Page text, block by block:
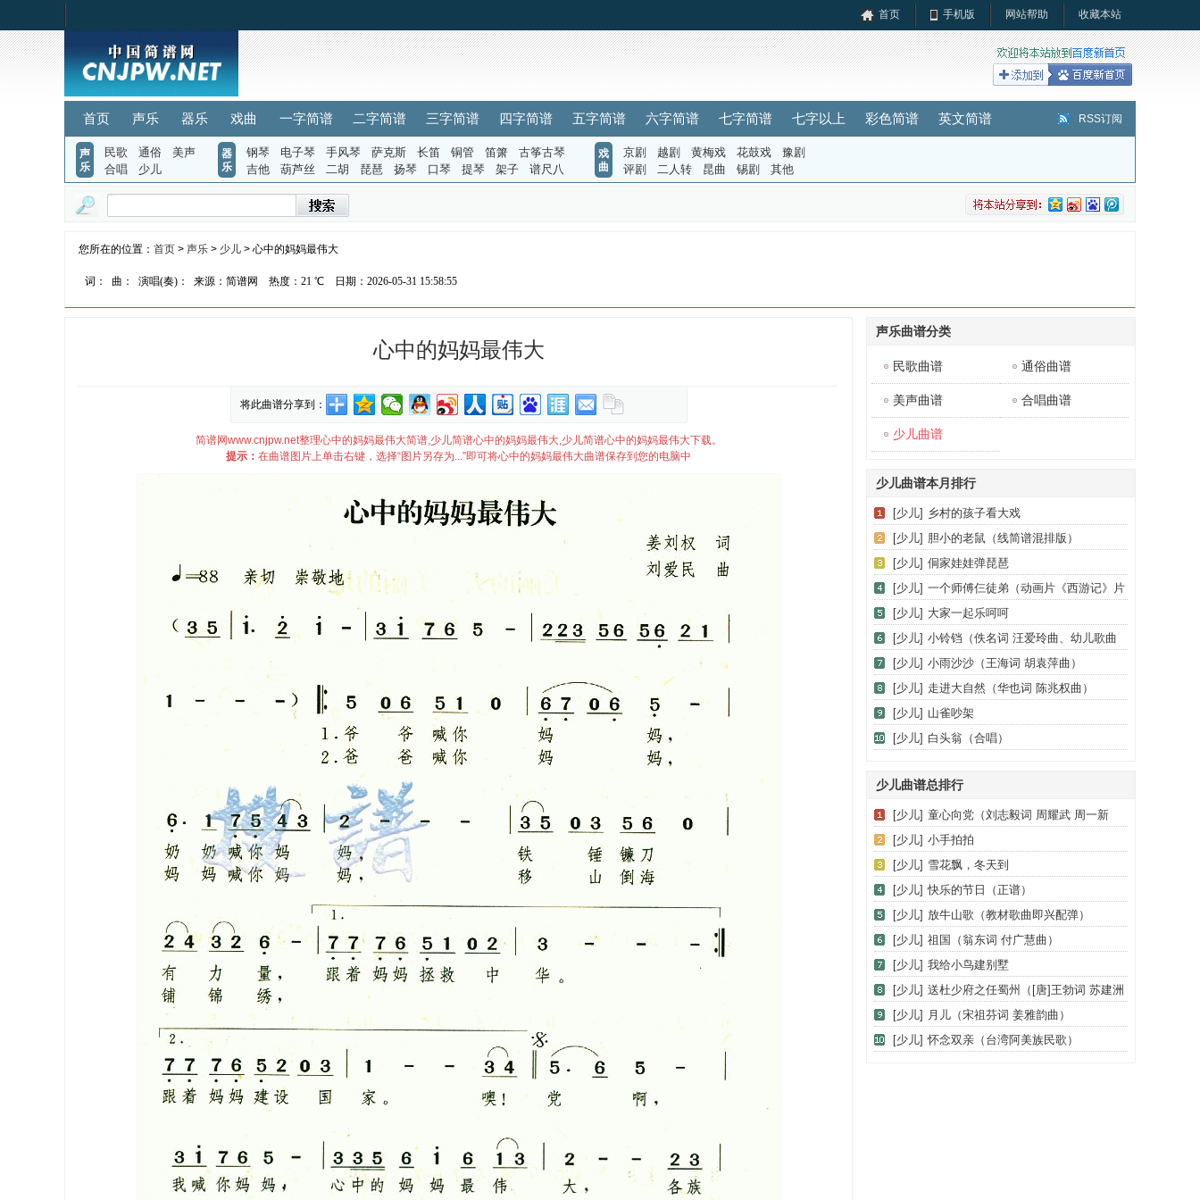
首页 手机版 网站帮助 收藏本站
首页 声乐 器乐 戏曲 一字简谱 二字简谱 三字简谱 四字简谱 五字简谱 六字简谱 七字简谱 七字以上 彩色简谱 英文简谱 RSS订阅
声
乐
民歌 通俗
美声
合唱
少儿
器
乐
钢琴 电子琴 手风琴 萨克斯 长笛 铜管 笛箫
古筝古琴
吉他
葫芦丝 二胡 琵琶 扬琴 口琴 提琴 架子 谱尺八
戏
曲
京剧 越剧 黄梅戏 花鼓戏
豫剧
评剧
二人转 昆曲 锡剧 其他
您所在的位置： 首页 > 声乐 > 少儿 > 心中的妈妈最伟大
词： 曲： 演唱(奏)： 来源：简谱网 热度： 21 ℃ 日期：2026-05-31 15:58:55
心中的妈妈最伟大
将此曲谱分享到：
简谱网www.cnjpw.net整理心中的妈妈最伟大简谱,少儿简谱心中的妈妈最伟大,少儿简谱心中的妈妈最伟大下载。
提示： 在曲谱图片上单击右键，选择“图片另存为...”即可将心中的妈妈最伟大曲谱保存到您的电脑中
声乐曲谱分类
民歌曲谱 通俗曲谱
美声曲谱 合唱曲谱
少儿曲谱
少儿曲谱本月排行
[少儿] 乡村的孩子看大戏
[少儿] 胆小的老鼠（线简谱混排版）
[少儿] 侗家娃娃弹琵琶
[少儿] 一个师傅仨徒弟（动画片《西游记》片
尾歌、合唱）
[少儿] 大家一起乐呵呵
[少儿] 小铃铛（佚名词 汪爱玲曲、幼儿歌曲
钢琴伴奏）
[少儿] 小雨沙沙（王海词 胡袁萍曲）
[少儿] 走进大自然（华也词 陈兆权曲）
[少儿] 山雀吵架
[少儿] 白头翁（合唱）
少儿曲谱总排行
[少儿] 童心向党（刘志毅词 周耀武 周一新
曲）
[少儿] 小手拍拍
[少儿] 雪花飘，冬天到
[少儿] 快乐的节日（正谱）
[少儿] 放牛山歌（教材歌曲即兴配弹）
[少儿] 祖国（翁东词 付广慧曲）
[少儿] 我给小鸟建别墅
[少儿] 送杜少府之任蜀州（[唐]王勃词 苏建洲
曲）
[少儿] 月儿（宋祖芬词 姜雅韵曲）
[少儿] 怀念双亲（台湾阿美族民歌）